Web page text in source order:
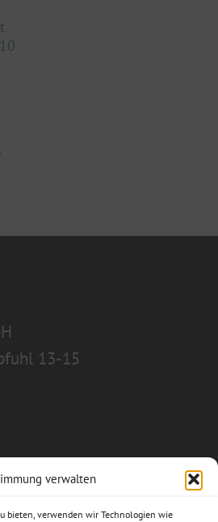
verwalten
bieten, verwenden wir Technologien wie
13-15